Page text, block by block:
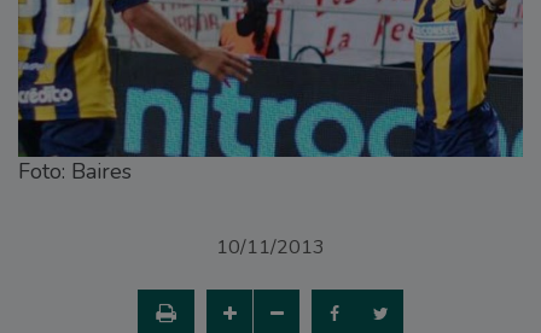
Foto: Baires
10/11/2013